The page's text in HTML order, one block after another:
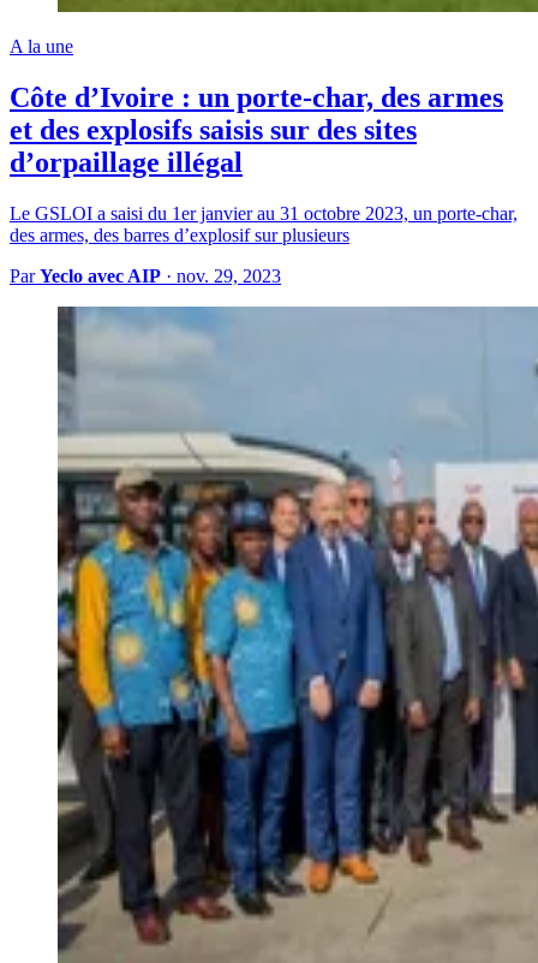
A la une
Côte d’Ivoire : un porte-char, des armes
et des explosifs saisis sur des sites
d’orpaillage illégal
Le GSLOI a saisi du 1er janvier au 31 octobre 2023, un porte-char,
des armes, des barres d’explosif sur plusieurs
ParYeclo avec AIP · nov. 29, 2023